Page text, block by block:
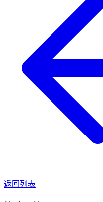
返回列表